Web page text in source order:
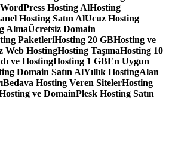
WordPress Hosting AlHosting
Hosting Satın AlUcuz Hosting
AlmaÜcretsiz Domain
PaketleriHosting 20 GBHosting ve
Web HostingHosting TaşımaHosting 10
ve HostingHosting 1 GBEn Uygun
Domain Satın AlYıllık HostingAlan
Bedava Hosting Veren SitelerHosting
ve DomainPlesk Hosting Satın